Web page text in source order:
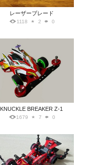
レーザーブレード
1118 2 0
KNUCKLE BREAKER Z-1
1679 7 0